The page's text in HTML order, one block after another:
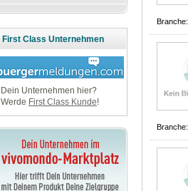
First Class Unternehmen
Dein Unternehmen hier?
Werde First Class Kunde!
Branche:
Branche: